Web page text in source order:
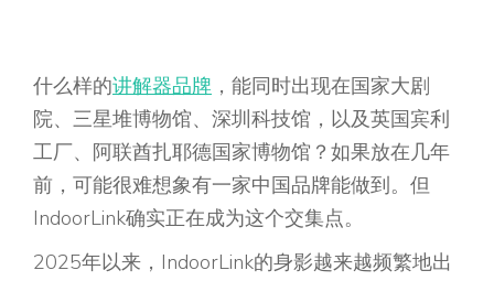
什么样的讲解器品牌 ，能同时出现在国家大剧
院、三星堆博物馆、深圳科技馆，以及英国宾利
工厂、阿联酋扎耶德国家博物馆？如果放在几年
前，可能很难想象有一家中国品牌能做到。但
IndoorLink确实正在成为这个交集点。
2025年以来，IndoorLink的身影越来越频繁地出